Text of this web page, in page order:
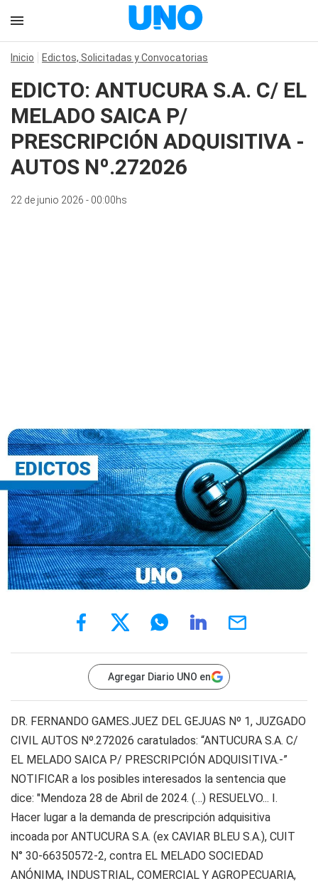
Inicio Edictos, Solicitadas y Convocatorias
EDICTO: ANTUCURA S.A. C/ EL
MELADO SAICA P/
PRESCRIPCIÓN ADQUISITIVA -
AUTOS Nº.272026
22 de junio 2026 - 00:00hs
Agregar Diario UNO en
DR. FERNANDO GAMES.JUEZ DEL GEJUAS Nº 1, JUZGADO
CIVIL AUTOS Nº.272026 caratulados: “ANTUCURA S.A. C/
EL MELADO SAICA P/ PRESCRIPCIÓN ADQUISITIVA.-”
NOTIFICAR a los posibles interesados la sentencia que
dice: "Mendoza 28 de Abril de 2024. (…) RESUELVO... I.
Hacer lugar a la demanda de prescripción adquisitiva
incoada por ANTUCURA S.A. (ex CAVIAR BLEU S.A.), CUIT
N° 30-66350572-2, contra EL MELADO SOCIEDAD
ANÓNIMA, INDUSTRIAL, COMERCIAL Y AGROPECUARIA,